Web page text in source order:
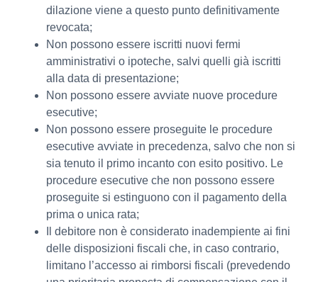
dilazione viene a questo punto definitivamente
revocata;
Non possono essere iscritti nuovi fermi
amministrativi o ipoteche, salvi quelli già iscritti
alla data di presentazione;
Non possono essere avviate nuove procedure
esecutive;
Non possono essere proseguite le procedure
esecutive avviate in precedenza, salvo che non si
sia tenuto il primo incanto con esito positivo. Le
procedure esecutive che non possono essere
proseguite si estinguono con il pagamento della
prima o unica rata;
Il debitore non è considerato inadempiente ai fini
delle disposizioni fiscali che, in caso contrario,
limitano l’accesso ai rimborsi fiscali (prevedendo